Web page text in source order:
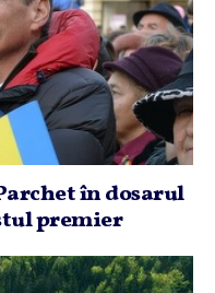
în dosarul
premier